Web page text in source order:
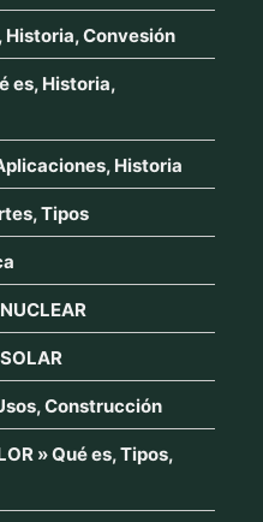
Historia, Convesión
es, Historia,
Historia
Tipos
Construcción
» Qué es, Tipos,